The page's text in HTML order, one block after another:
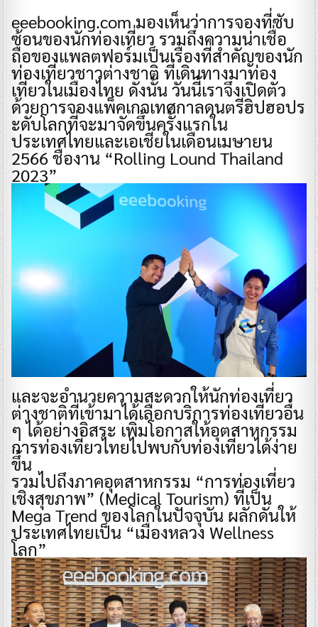
eeebooking.com มองเห็นว่าการจองที่ซับ
ซ้อนของนักท่องเที่ยว รวมถึงความน่าเชื่อ
ถือของแพลตฟอร์มเป็นเรื่องที่สำคัญของนัก
ท่องเที่ยวชาวต่างชาติ ที่เดินทางมาท่อง
เที่ยวในเมืองไทย ดังนั้น วันนี้เราจึงเปิดตัว
ด้วยการจองแพ็คเกจเทศกาลดนตรีฮิปฮอปร
ะดับโลกที่จะมาจัดขึ้นครั้งแรกใน
ประเทศไทยและเอเชียในเดือนเมษายน
2566 ชื่องาน “Rolling Lound Thailand
2023”
และจะอำนวยความสะดวกให้นักท่องเที่ยว
ต่างชาติที่เข้ามาได้เลือกบริการท่องเที่ยวอื่น
ๆ ได้อย่างอิสระ เพิ่มโอกาสให้อุตสาหกรรม
การท่องเที่ยวไทยไปพบกับท่องเที่ยวได้ง่าย
ขึ้น
รวมไปถึงภาคอุตสาหกรรม “การท่องเที่ยว
เชิงสุขภาพ” (Medical Tourism) ที่เป็น
Mega Trend ของโลกในปัจจุบัน ผลักดันให้
ประเทศไทยเป็น “เมืองหลวง Wellness
โลก”